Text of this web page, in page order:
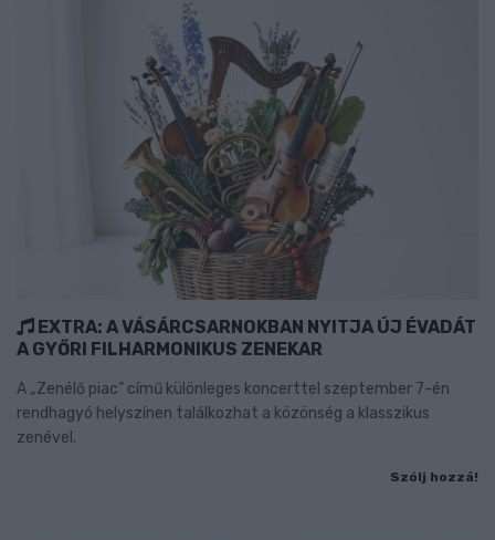
EXTRA: A VÁSÁRCSARNOKBAN NYITJA ÚJ ÉVADÁT
A GYŐRI FILHARMONIKUS ZENEKAR
A „Zenélő piac” című különleges koncerttel szeptember 7-én
rendhagyó helyszínen találkozhat a közönség a klasszikus
zenével.
Szólj hozzá!